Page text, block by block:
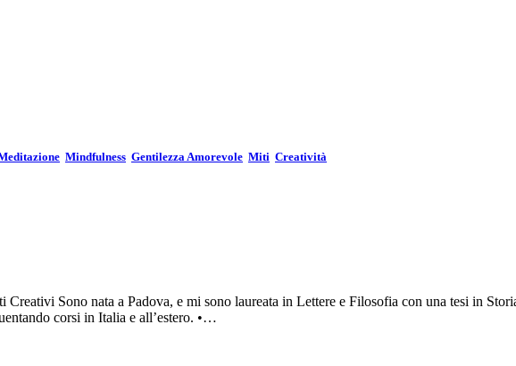
Mindfulness Gentilezza Amorevole Miti Creatività
Sono nata a Padova, e mi sono laureata in Lettere e Filosofia con una tesi in
corsi in Italia e all’estero. •…